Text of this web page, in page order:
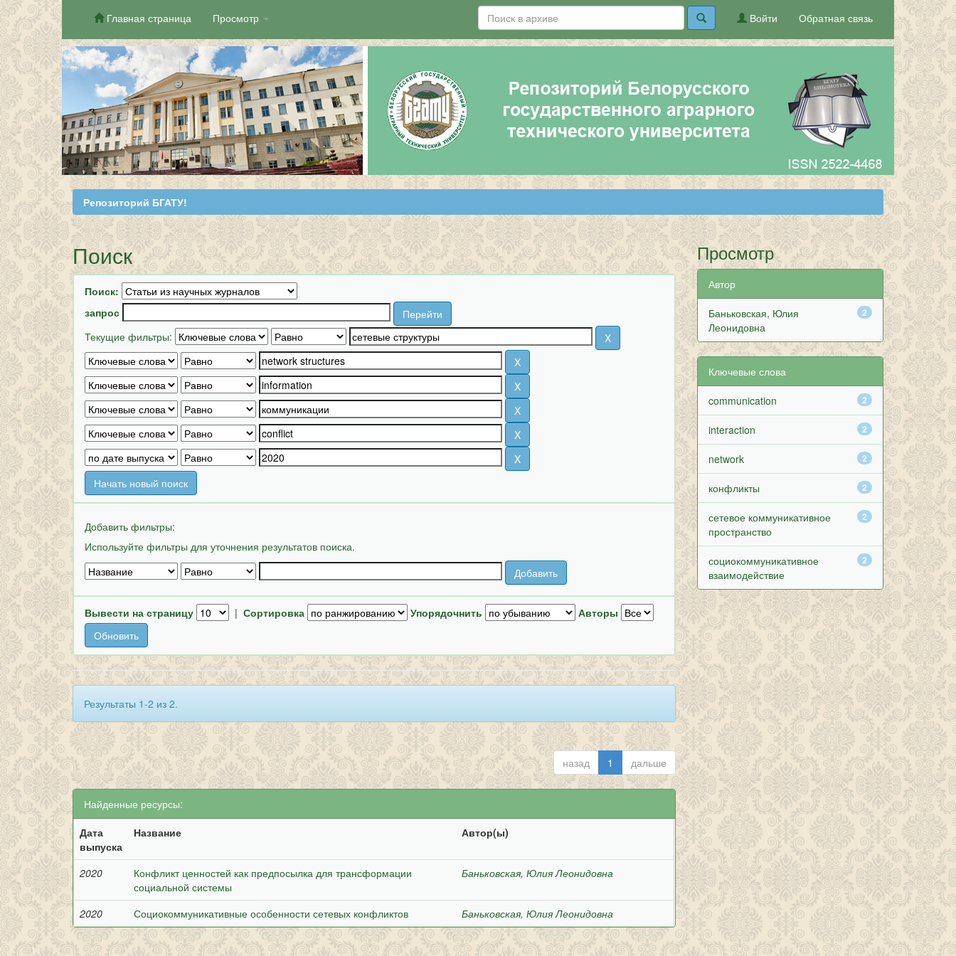
Skip
navigation
Главная страница Просмотр Обратная связь
Войти
Репозиторий БГАТУ!
Поиск
Поиск:
запрос
Текущие фильтры:
Начать новый поиск
Добавить фильтры:
Используйте фильтры для уточнения результатов поиска.
Вывести на страницу | Сортировка Упорядочнить Авторы
Результаты 1-2 из 2.
назад 1 дальше
Найденные ресурсы:
Дата
выпуска
Название Автор(ы)
2020
Конфликт ценностей как предпосылка для трансформации
социальной системы
Баньковская, Юлия Леонидовна
2020 Социокоммуникативные особенности сетевых конфликтов Баньковская, Юлия Леонидовна
Просмотр
Автор
2
Баньковская, Юлия
Леонидовна
Ключевые слова
2
communication
2
interaction
2
network
2
конфликты
2
сетевое коммуникативное
пространство
2
социокоммуникативное
взаимодействие